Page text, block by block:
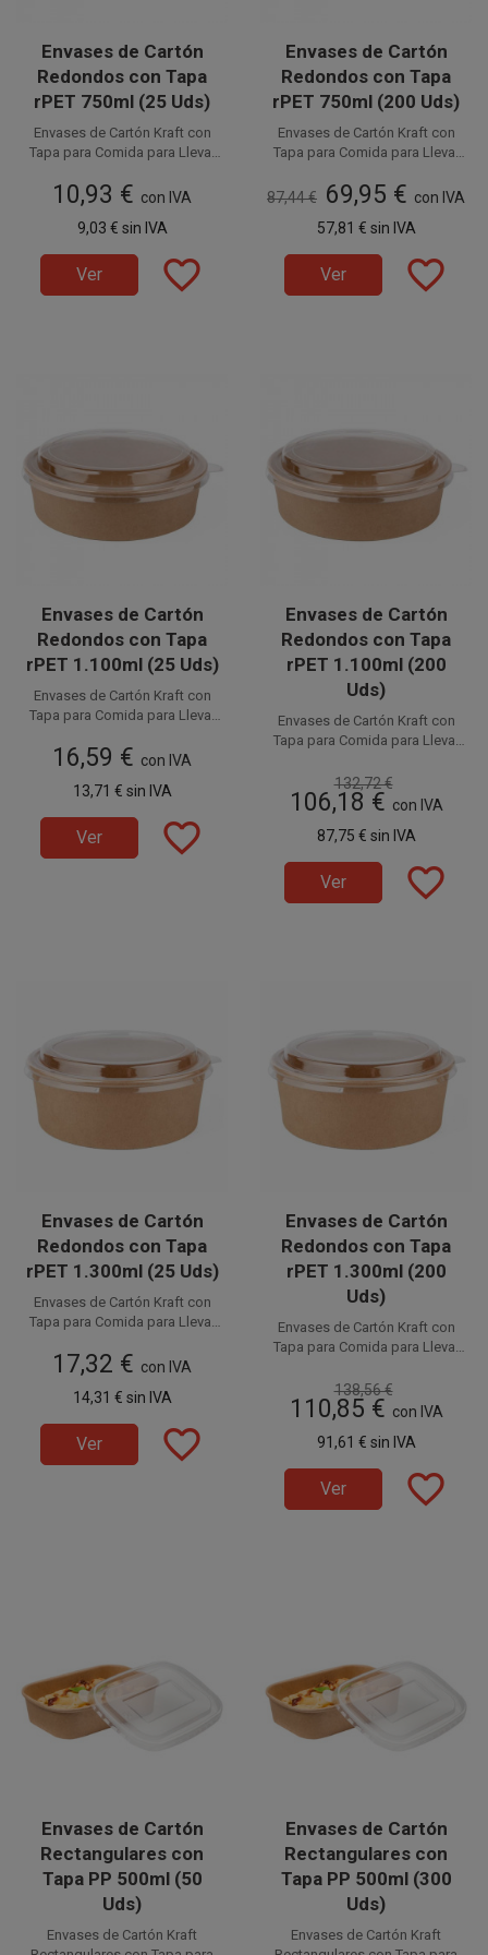
Envases de Cartón
Redondos con Tapa
rPET 750ml (25 Uds)
Envases de Cartón Kraft con
Tapa para Comida para Llevar
kraft las tarrinas y rPET
transparente las tapas, son
100% reciclables. La mejor
elección para disfrutar de tus
envases desechables
ecológicos, respetando
paquetes de 25 unidades.
10,93 € con IVA
9,03 € sin IVA
Ver favorite_border
Envases de Cartón
Redondos con Tapa
rPET 750ml (200 Uds)
Envases de Cartón Kraft con
Tapa para Comida para Llevar
kraft las tarrinas y rPET
transparente las tapas, son
100% reciclables. La mejor
elección para disfrutar de tus
envases desechables
ecológicos, respetando
de 200 unidades, distribuidas
en 8 paquetes de 25 unidades.
87,44 € 69,95 € con IVA
57,81 € sin IVA
Ver favorite_border
Envases de Cartón
Redondos con Tapa
rPET 1.100ml (25 Uds)
Envases de Cartón Kraft con
Tapa para Comida para Llevar
cartón kraft las tarrinas y rPET
transparente las tapas, son
100% reciclables. La mejor
envases desechables
ecológicos, respetando
paquetes de 25 unidades.
16,59 € con IVA
13,71 € sin IVA
Ver favorite_border
Envases de Cartón
Redondos con Tapa
rPET 1.100ml (200
Uds)
Envases de Cartón Kraft con
Tapa para Comida para Llevar
cartón kraft las tarrinas y rPET
transparente las tapas, son
100% reciclables. La mejor
elección para disfrutar de tus
ecológicos, respetando
el medio ambiente y la
de 200 unidades, distribuidas
en 8 paquetes de 25 unidades.
132,72 €
106,18 € con IVA
87,75 € sin IVA
Ver favorite_border
Envases de Cartón
Redondos con Tapa
rPET 1.300ml (25 Uds)
Envases de Cartón Kraft con
Tapa para Comida para Llevar
cartón kraft las tarrinas y rPET
transparente las tapas, son
100% reciclables. La mejor
elección para disfrutar de tus
envases desechables
ecológicos, respetando
paquetes de 25 unidades.
17,32 € con IVA
14,31 € sin IVA
Ver favorite_border
Envases de Cartón
Redondos con Tapa
rPET 1.300ml (200
Uds)
Envases de Cartón Kraft con
Tapa para Comida para Llevar
cartón kraft las tarrinas y rPET
transparente las tapas, son
100% reciclables. La mejor
elección para disfrutar de tus
envases desechables
ecológicos, respetando
el medio ambiente y la
de 200 unidades, distribuidas
en 8 paquetes de 25 unidades.
138,56 €
110,85 € con IVA
91,61 € sin IVA
Ver favorite_border
Envases de Cartón
Rectangulares con
Tapa PP 500ml (50
Uds)
Envases de Cartón Kraft
Envases de Cartón
Rectangulares con
Tapa PP 500ml (300
Uds)
Envases de Cartón Kraft